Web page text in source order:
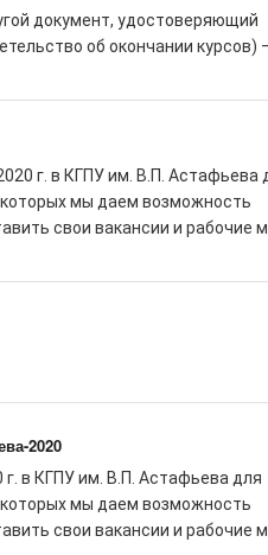
документ, удостоверяющий
об окончании курсов)
г. в КГПУ им. В.П. Астафьева
мы даем возможность
свои вакансии и рабочие
2020
в КГПУ им. В.П. Астафьева для
мы даем возможность
свои вакансии и рабочие